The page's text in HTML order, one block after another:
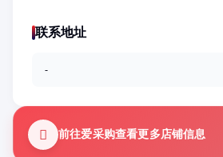
联系地址
-
前往爱采购查看更多店铺信息